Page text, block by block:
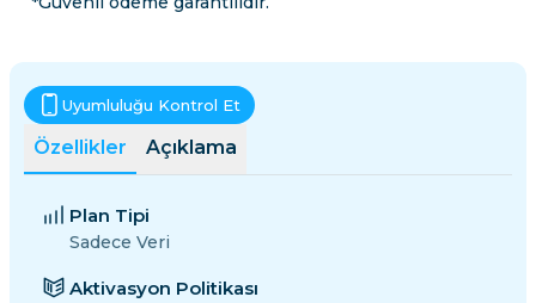
Özellikler Açıklama
Uyumluluğu Kontrol Et
Plan Tipi
Sadece Veri
Aktivasyon Politikası